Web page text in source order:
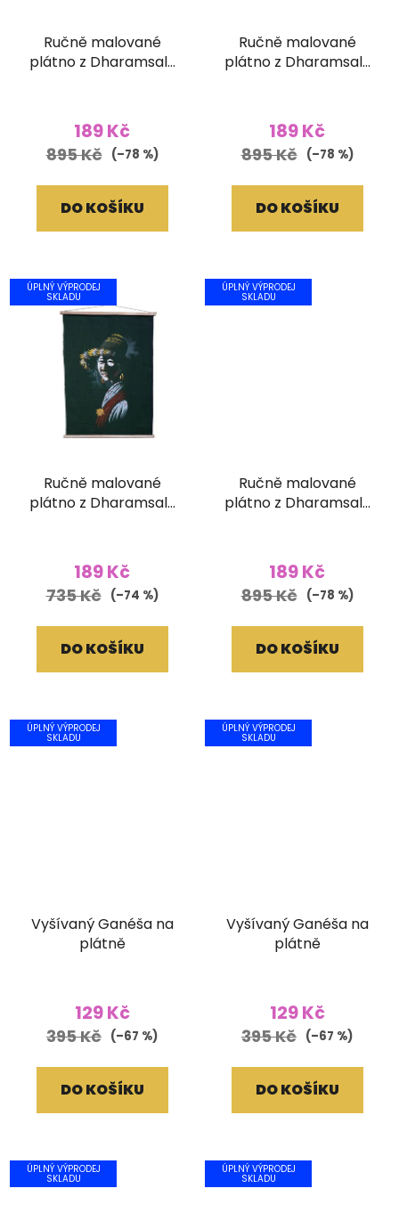
Ručně malované
plátno z Dharamsaly
189 Kč
895 Kč (–78 %)
DO KOŠÍKU
Ručně malované
plátno z Dharamsaly
189 Kč
895 Kč (–78 %)
DO KOŠÍKU
ÚPLNÝ VÝPRODEJ
SKLADU
Ručně malované
plátno z Dharamsaly
189 Kč
735 Kč (–74 %)
DO KOŠÍKU
ÚPLNÝ VÝPRODEJ
SKLADU
Ručně malované
plátno z Dharamsaly
189 Kč
895 Kč (–78 %)
DO KOŠÍKU
ÚPLNÝ VÝPRODEJ
SKLADU
Vyšívaný Ganéša na
plátně
129 Kč
395 Kč (–67 %)
DO KOŠÍKU
ÚPLNÝ VÝPRODEJ
SKLADU
Vyšívaný Ganéša na
plátně
129 Kč
395 Kč (–67 %)
DO KOŠÍKU
ÚPLNÝ VÝPRODEJ
SKLADU
ÚPLNÝ VÝPRODEJ
SKLADU